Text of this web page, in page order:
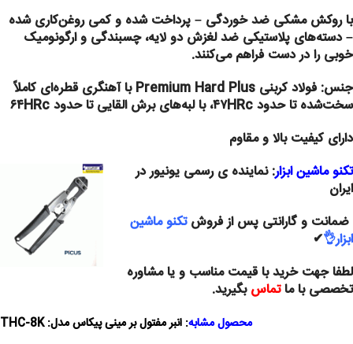
با روکش مشکی ضد خوردگی – پرداخت شده و کمی روغن‌کاری شده
– دسته‌های پلاستیکی ضد لغزش دو لایه، چسبندگی و ارگونومیک
خوبی را در دست فراهم می‌کنند.
جنس: فولاد کربنی Premium Hard Plus با آهنگری قطره‌ای کاملاً
سخت‌شده تا حدود ۴۷HRc، با لبه‌های برش القایی تا حدود ۶۴HRc
دارای کیفیت بالا و مقاوم
تکنو ماشین ابزار: نماینده ی رسمی یونیور در
ایران
ضمانت و گارانتی پس از فروشتکنو ماشین
ابزار👌
✔
لطفا جهت خرید با قیمت مناسب و یا مشاوره
تخصصی با ماتماس بگیرید.
محصول مشابه: انبر مفتول بر مینی پیکاس مدل: THC-8K